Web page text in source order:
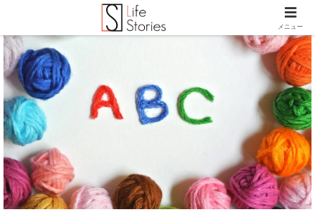
メニュー